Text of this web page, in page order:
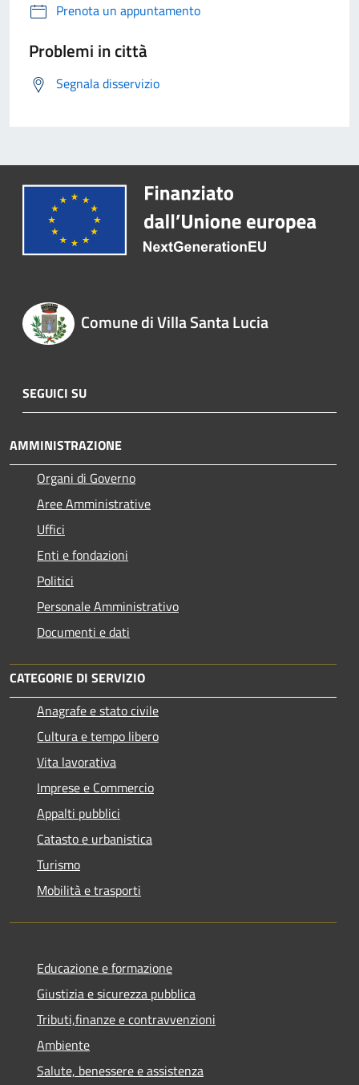
Prenota un appuntamento
Problemi in città
Segnala disservizio
Comune di Villa Santa Lucia
SEGUICI SU
AMMINISTRAZIONE
Organi di Governo
Aree Amministrative
Uffici
Enti e fondazioni
Politici
Personale Amministrativo
Documenti e dati
CATEGORIE DI SERVIZIO
Anagrafe e stato civile
Cultura e tempo libero
Vita lavorativa
Imprese e Commercio
Appalti pubblici
Catasto e urbanistica
Turismo
Mobilità e trasporti
Educazione e formazione
Giustizia e sicurezza pubblica
Tributi,finanze e contravvenzioni
Ambiente
Salute, benessere e assistenza